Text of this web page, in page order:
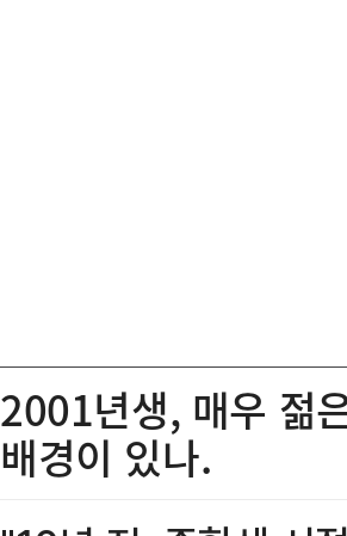
2001년생, 매우 젊
배경이 있나.